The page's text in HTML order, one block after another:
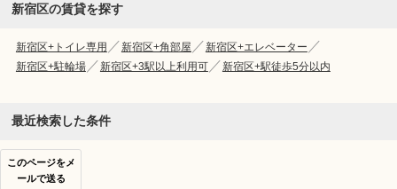
新宿区の賃貸を探す
新宿区+トイレ専用 新宿区+角部屋
新宿区+エレベーター
新宿区+駐輪場
新宿区+3駅以上利用可 新宿区+駅徒歩5分以内
最近検索した条件
このページをメ
ールで送る